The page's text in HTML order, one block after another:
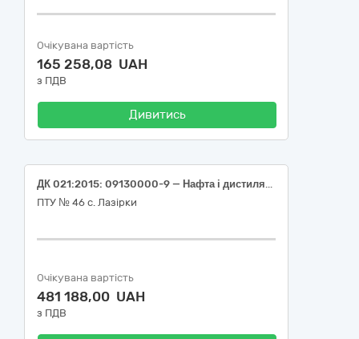
Очікувана вартість
165 258,08 UAH
з ПДВ
Дивитись
ДК 021:2015: 09130000-9 — Нафта і дистиляти. Бензин марки А-95 та дизельне паливо по скретч – картках або талонах.
ПТУ № 46 с. Лазірки
Очікувана вартість
481 188,00 UAH
з ПДВ